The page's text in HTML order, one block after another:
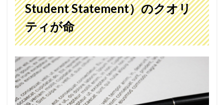
Student Statement）のクオリ
ティが命